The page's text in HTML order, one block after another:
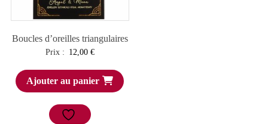
Boucles d’oreilles triangulaires
Prix : 12,00 €
Ajouter au panier